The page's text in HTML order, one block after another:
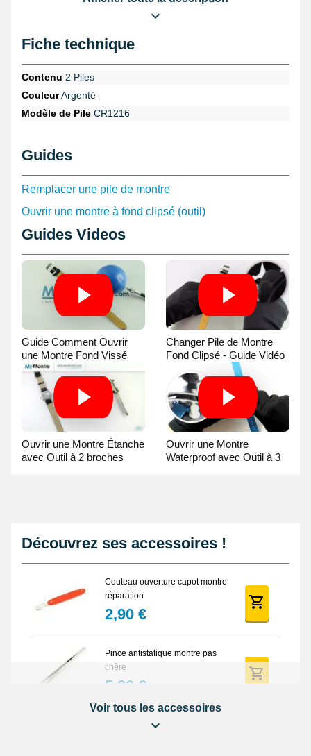
mesurent 12 mm de large et 1,6 mm de haut pour les mesures.
Ces piles pèsent 0,7g séparément. Cet exemplaire CR1216 se
5034LC, BR1216-1W, ECR1216, BR1216. Examinez la présence
qui promet l'étanchéité de la montre et le
réparateur montre qui aura la capacité de promettre l'étanchéité
lorsque votre garde-temps comprend un joint de montre. Lorsque
la batterie équipé desoutils pour ouvrir montre
laser, accessoire de vélo, petite télécommande, etc. ce modèle de
Fiche technique
Contenu 2 Piles
CouleurArgenté
Modèle de Pile CR1216
Guides
Remplacer une pile de montre
Ouvrir une montre à fond clipsé (outil)
Guides Videos
Guide Comment Ouvrir
une Montre Fond Vissé
avec une Balle
Changer Pile de Montre
Fond Clipsé - Guide Vidéo
Ouvrir une Montre Étanche
avec Outil à 2 broches
Ouvrir une Montre
Waterproof avec Outil à 3
Découvrez ses accessoires !
Couteau ouverture capot montre
réparation
2,90 €
Pince antistatique montre pas
chère
5,90 €
Balle synthétique pas chère
Voir tous les accessoires